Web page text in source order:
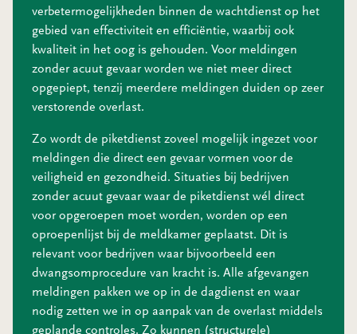
verbetermogelijkheden binnen de wachtdienst op het
gebied van effectiviteit en efficiëntie, waarbij ook
kwaliteit in het oog is gehouden. Voor meldingen
zonder acuut gevaar worden we niet meer direct
opgepiept, tenzij meerdere meldingen duiden op zeer
verstorende overlast.
Zo wordt de piketdienst zoveel mogelijk ingezet voor
meldingen die direct een gevaar vormen voor de
veiligheid en gezondheid. Situaties bij bedrijven
zonder acuut gevaar waar de piketdienst wél direct
voor opgeroepen moet worden, worden op een
oproepenlijst bij de meldkamer geplaatst. Dit is
relevant voor bedrijven waar bijvoorbeeld een
dwangsomprocedure van kracht is. Alle afgevangen
meldingen pakken we op in de dagdienst en waar
nodig zetten we in op aanpak van de overlast middels
geplande controles. Zo kunnen (structurele)